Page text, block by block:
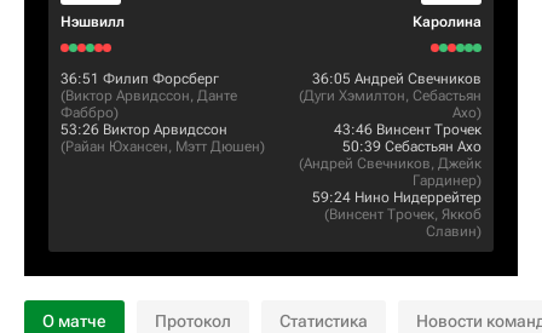
Нэшвилл Каролина
36:51 Филип Форсберг
(Виктор Арвидссон, Данте
Фаббро)
53:26 Виктор Арвидссон
(Райан Юхансен, Мэтт Дюшен)
36:05 Андрей Свечников
(Дуги Хэмилтон, Себастьян
Ахо)
43:46 Винсент Трочек
50:39 Себастьян Ахо
(Андрей Свечников, Джейк
Гардинер)
59:24 Нино Нидеррейтер
(Винсент Трочек, Яккоб
Славин)
О матче Протокол Статистика Новости